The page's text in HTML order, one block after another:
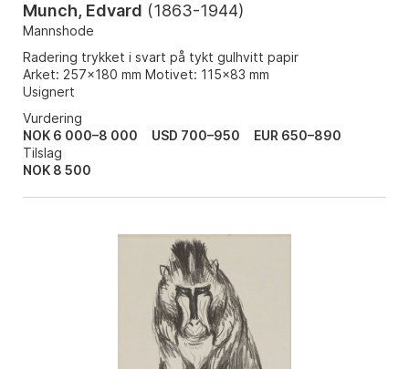
Munch, Edvard (1863-1944)
Mannshode
Radering trykket i svart på tykt gulhvitt papir
Arket: 257x180 mm Motivet: 115x83 mm
Usignert
Vurdering
NOK 6 000–8 000
USD 700–950
EUR 650–890
Tilslag
NOK 8 500